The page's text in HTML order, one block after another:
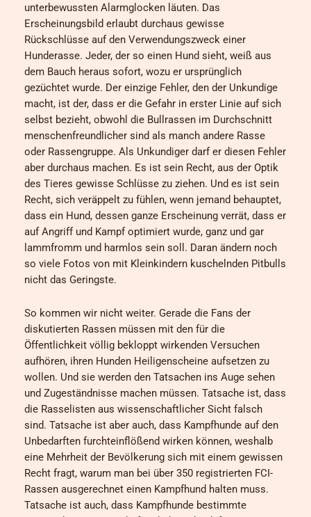
unterbewussten Alarmglocken läuten. Das
Erscheinungsbild erlaubt durchaus gewisse
Rückschlüsse auf den Verwendungszweck einer
Hunderasse. Jeder, der so einen Hund sieht, weiß aus
dem Bauch heraus sofort, wozu er ursprünglich
gezüchtet wurde. Der einzige Fehler, den der Unkundige
macht, ist der, dass er die Gefahr in erster Linie auf sich
selbst bezieht, obwohl die Bullrassen im Durchschnitt
menschenfreundlicher sind als manch andere Rasse
oder Rassengruppe. Als Unkundiger darf er diesen Fehler
aber durchaus machen. Es ist sein Recht, aus der Optik
des Tieres gewisse Schlüsse zu ziehen. Und es ist sein
Recht, sich veräppelt zu fühlen, wenn jemand behauptet,
dass ein Hund, dessen ganze Erscheinung verrät, dass er
auf Angriff und Kampf optimiert wurde, ganz und gar
lammfromm und harmlos sein soll. Daran ändern noch
so viele Fotos von mit Kleinkindern kuschelnden Pitbulls
nicht das Geringste.
So kommen wir nicht weiter. Gerade die Fans der
diskutierten Rassen müssen mit den für die
Öffentlichkeit völlig bekloppt wirkenden Versuchen
aufhören, ihren Hunden Heiligenscheine aufsetzen zu
wollen. Und sie werden den Tatsachen ins Auge sehen
und Zugeständnisse machen müssen. Tatsache ist, dass
die Rasselisten aus wissenschaftlicher Sicht falsch
sind. Tatsache ist aber auch, dass Kampfhunde auf den
Unbedarften furchteinflößend wirken können, weshalb
eine Mehrheit der Bevölkerung sich mit einem gewissen
Recht fragt, warum man bei über 350 registrierten FCI-
Rassen ausgerechnet einen Kampfhund halten muss.
Tatsache ist auch, dass Kampfhunde bestimmte